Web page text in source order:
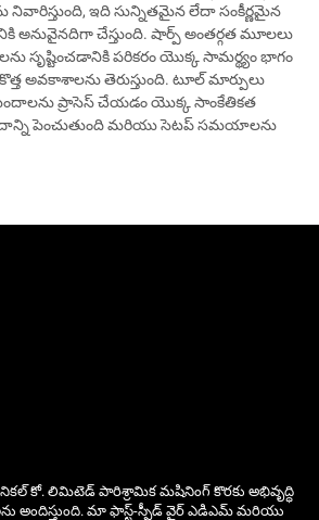
నివారిస్తుంది, ఇది సున్నితమైన లేదా సంకీర్ణమైన
చేస్తుంది. షార్ప్ అంతర్గత మూలలు
సృష్టించడానికి పరికరం యొక్క సామర్థ్యం భాగం
అవకాశాలను తెరుస్తుంది. టూల్ మార్పులు
ప్రాసెస్ చేయడం యొక్క సాంకేతికత
పెంచుతుంది మరియు సెటప్ సమయాలను
కో. లిమిటెడ్ పారిశ్రామిక మషినింగ్ కొరకు అభివృద్ధి
అందిస్తుంది. మా ఫాస్ట్-స్పీడ్ వైర్ ఎడిఎమ్ మరియు